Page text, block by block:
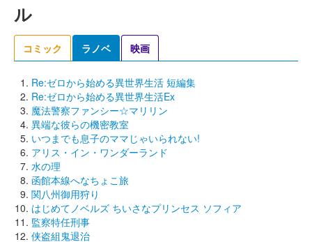
ル
コミック ラノベ 映画
Re:ゼロから始める異世界生活 短編集
Re:ゼロから始める異世界生活Ex
魔法警察ファンシー☆マリリン
異端な彼らの機密教室
いつまでも息子のママじゃいられない!
アリス・イン・ワンダーランド
水の理
函館本線へなちょこ旅
関八州御用狩り
はじめてノベルズ ちいさなプリンセス ソフィア
監察特任刑事
侠盗組鬼退治